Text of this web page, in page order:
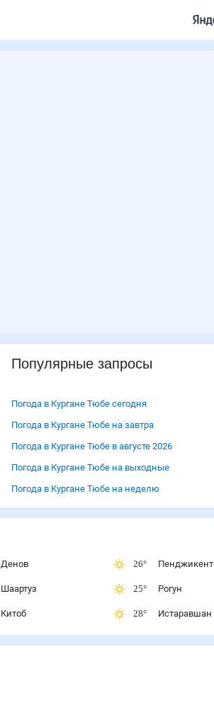
Популярные запросы
Погода в Кургане Тюбе сегодня
Погода в Кургане Тюбе на завтра
Погода в Кургане Тюбе в августе 2026
Погода в Кургане Тюбе на выходные
Погода в Кургане Тюбе на неделю
Денов
Шаартуз
Китоб
26° Пенджикент
25° Рогун
28° Истаравшан